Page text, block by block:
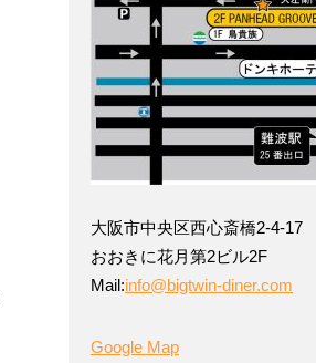
大阪市中央区西心斎橋2-4-17
おおきに花月第2ビル2F
Mail:info@bigtwin-diner.com
Google Map